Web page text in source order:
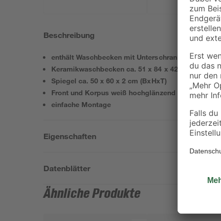
Beschreibung
enthält Waschbecken mit Unterschrank und
Keramikwaschbecken ca. 51 x 84 x 42 cm (BxHxT)
Spiegel ca. 50 x 60 x 2 cm (BxHxT)
Front und Korpus weiß hochglänzend
einfache Montage
Eigenschaften
Datenblätter
Ähnliche Produkte